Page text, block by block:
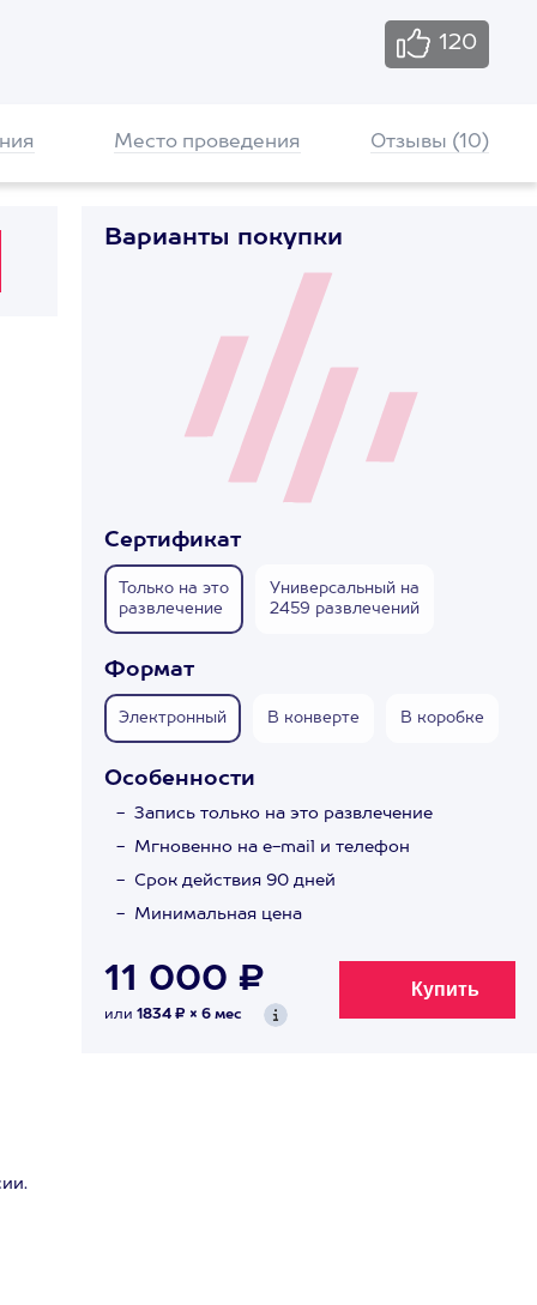
120
Место проведения Отзывы (10)
Варианты покупки
Сертификат
Только на это
развлечение
Универсальный на
2459 развлечений
Формат
Электронный В конверте В коробке
Особенности
Запись только на это развлечение
Мгновенно на e-mail и телефон
Срок действия 90 дней
Минимальная цена
11 000 ₽
или 1834 ₽ × 6 мес